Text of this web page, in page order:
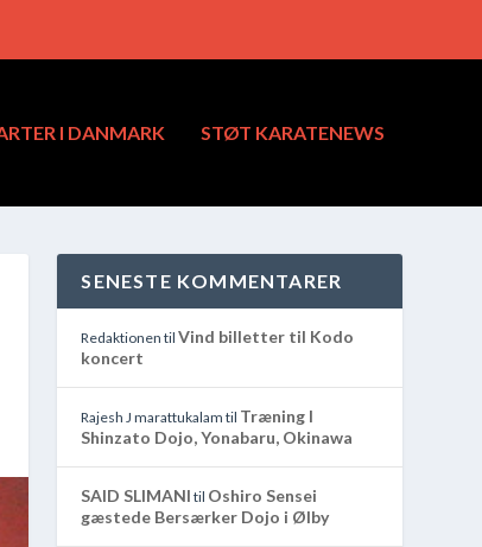
I DANMARK STØT KARATENEWS
SENESTE KOMMENTARER
Redaktionen tilVind billetter til Kodo
koncert
Rajesh J marattukalam til Træning I
Shinzato Dojo, Yonabaru, Okinawa
SAID SLIMANI til Oshiro Sensei
gæstede Bersærker Dojo i Ølby